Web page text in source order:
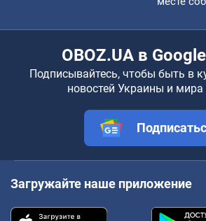
OBOZ.UA в
Подписывайтесь, чтобы быть в
новостей Украины и мира
Загружайте наше приложение